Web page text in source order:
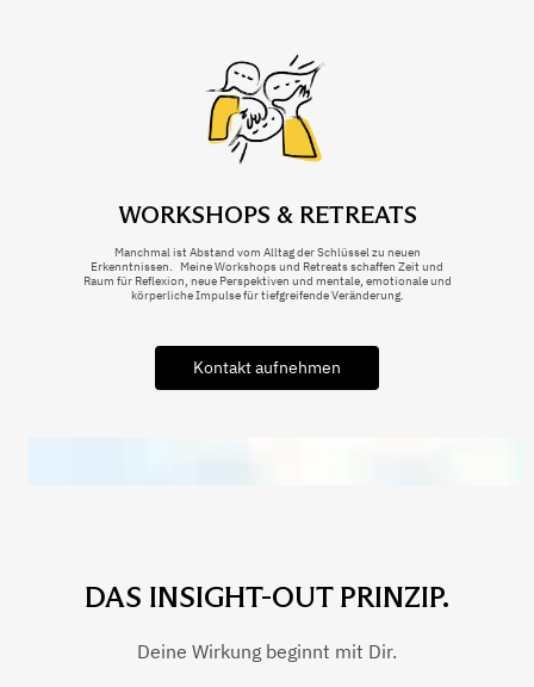
WORKSHOPS & RETREATS
Manchmal ist Abstand vom Alltag der Schlüssel zu neuen
Erkenntnissen. Meine Workshops und Retreats schaffen Zeit und
Raum für Reflexion, neue Perspektiven und mentale, emotionale und
körperliche Impulse für tiefgreifende Veränderung.
Kontakt aufnehmen
DAS INSIGHT-OUT PRINZIP.
Deine Wirkung beginnt mit Dir.